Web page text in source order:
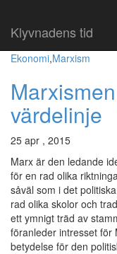
Klyvnadens tid
Ekonomi,Marxism
värdelinje
25 apr , 2015
Marx är den ledande
för en rad olika
såväl som i det
rad olika skolor och
ett ymnigt träd av
föranleder intresset för
betydelse för den